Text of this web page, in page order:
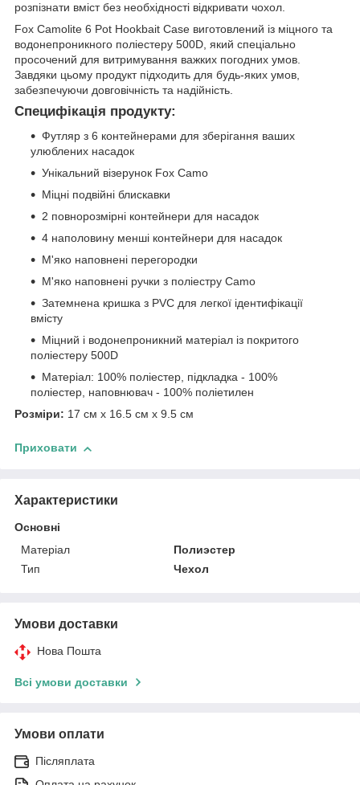
розпізнати вміст без необхідності відкривати чохол.
Fox Camolite 6 Pot Hookbait Case виготовлений із міцного та
водонепроникного поліестеру 500D, який спеціально
просочений для витримування важких погодних умов.
Завдяки цьому продукт підходить для будь-яких умов,
забезпечуючи довговічність та надійність.
Специфікація продукту:
Футляр з 6 контейнерами для зберігання ваших
улюблених насадок
Унікальний візерунок Fox Camo
Міцні подвійні блискавки
2 повнорозмірні контейнери для насадок
4 наполовину менші контейнери для насадок
М'яко наповнені перегородки
М'яко наповнені ручки з поліестру Camo
Затемнена кришка з PVC для легкої ідентифікації
вмісту
Міцний і водонепроникний матеріал із покритого
поліестеру 500D
Матеріал: 100% поліестер, підкладка - 100%
поліестер, наповнювач - 100% поліетилен
Розміри: 17 см x 16.5 см x 9.5 см
Приховати
Характеристики
Основні
Матеріал
Полиэстер
Тип
Чехол
Умови доставки
Нова Пошта
Всі умови доставки
Умови оплати
Післяплата